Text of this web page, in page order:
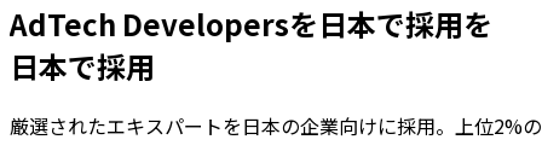
AdTech Developersを日本で採用を
日本で採用
厳選されたエキスパートを日本の企業向けに採用。上位2%